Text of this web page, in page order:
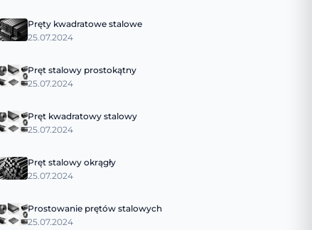
Pręty kwadratowe stalowe
25.07.2024
Pręt stalowy prostokątny
25.07.2024
Pręt kwadratowy stalowy
25.07.2024
Pręt stalowy okrągły
25.07.2024
Prostowanie prętów stalowych
25.07.2024